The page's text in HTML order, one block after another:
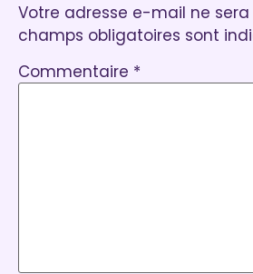
Votre adresse e-mail ne sera
champs obligatoires sont
Commentaire *